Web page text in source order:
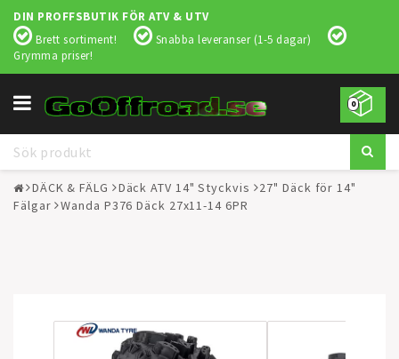
DIN PROFFSBUTIK FÖR ATV & UTV
Brett sortiment!
Snabba leveranser (1-5 dagar)
Grymma priser!
0
Toggle
navigation
DÄCK & FÄLG Däck ATV 14" Styckvis
27" Däck för 14"
Fälgar
Wanda P376 Däck 27x11-14 6PR